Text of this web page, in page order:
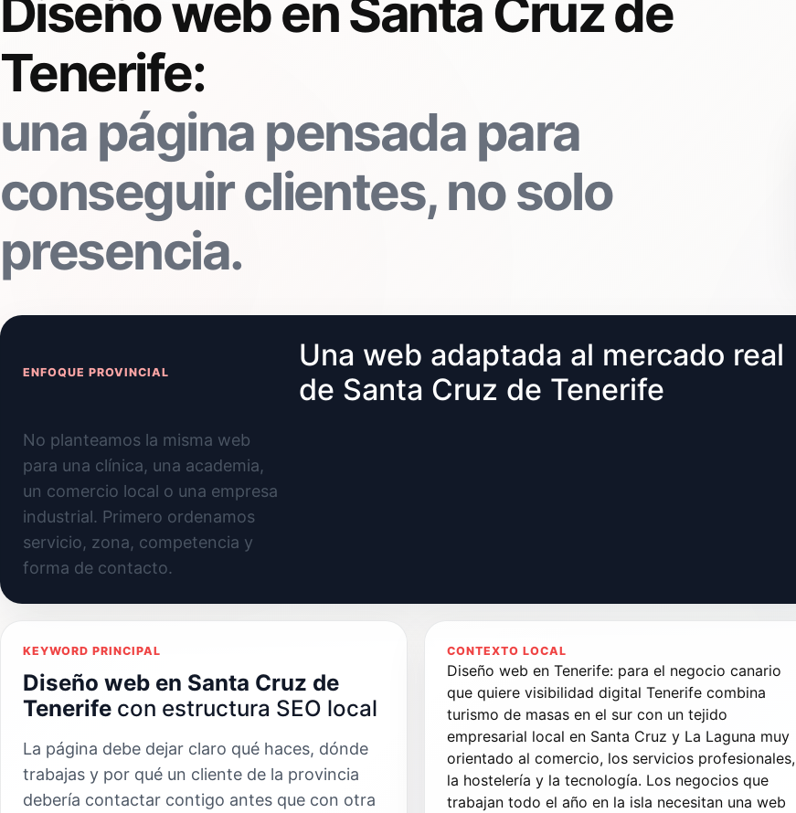
Diseño web en Santa Cruz de
Tenerife:
una página pensada para
conseguir clientes, no solo
presencia.
ENFOQUE PROVINCIAL
Una web adaptada al mercado real
de Santa Cruz de Tenerife
No planteamos la misma web
para una clínica, una academia,
un comercio local o una empresa
industrial. Primero ordenamos
servicio, zona, competencia y
forma de contacto.
KEYWORD PRINCIPAL
Diseño web en Santa Cruz de
Tenerife con estructura SEO local
La página debe dejar claro qué haces, dónde
trabajas y por qué un cliente de la provincia
debería contactar contigo antes que con otra
CONTEXTO LOCAL
Diseño web en Tenerife: para el negocio canario
que quiere visibilidad digital Tenerife combina
turismo de masas en el sur con un tejido
empresarial local en Santa Cruz y La Laguna muy
orientado al comercio, los servicios profesionales,
la hostelería y la tecnología. Los negocios que
trabajan todo el año en la isla necesitan una web